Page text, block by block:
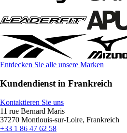
Entdecken Sie alle unsere Marken
Kundendienst in Frankreich
Kontaktieren Sie uns
11 rue Bernard Maris
37270 Montlouis-sur-Loire, Frankreich
+33 1 86 47 62 58